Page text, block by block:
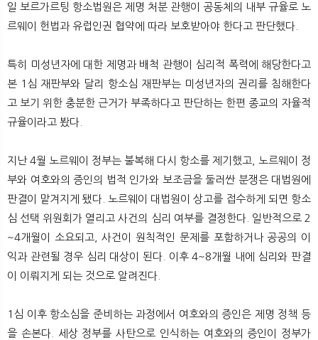
일 보르가르팅 항소법원은 제명 처분 관행이 공동체의 내부 규율로 노
르웨이 헌법과 유럽인권 협약에 따라 보호받아야 한다고 판단했다.
특히 미성년자에 대한 제명과 배척 관행이 심리적 폭력에 해당한다고
본 1심 재판부와 달리 항소심 재판부는 미성년자의 권리를 침해한다
고 보기 위한 충분한 근거가 부족하다고 판단하는 한편 종교의 자율적
규율이라고 봤다.
지난 4월 노르웨이 정부는 불복해 다시 항소를 제기했고, 노르웨이 정
부와 여호와의 증인의 법적 인가와 보조금을 둘러싼 분쟁은 대법원에
판결이 맡겨지게 됐다. 노르웨이 대법원이 상고를 접수하게 되면 항소
심 선택 위원회가 열리고 사건의 심리 여부를 결정한다. 일반적으로 2
~4개월이 소요되고, 사건이 원칙적인 문제를 포함하거나 공공의 이
익과 관련될 경우 심리 대상이 된다. 이후 4~8개월 내에 심리와 판결
이 이뤄지게 되는 것으로 알려진다.
1심 이후 항소심을 준비하는 과정에서 여호와의 증인은 제명 정책 등
을 손본다. 세상 정부를 사탄으로 인식하는 여호와의 증인이 정부가